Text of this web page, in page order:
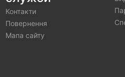
Контакти
Повернення
Мапа сайту